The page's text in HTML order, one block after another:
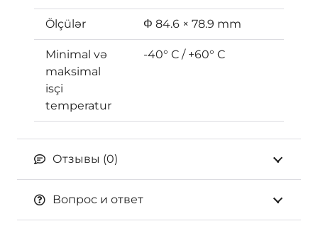
Ölçülər Φ 84.6 × 78.9 mm
Minimal və
maksimal
isçi
temperatur
-40° C / +60° C
Отзывы (0)
Вопрос и ответ